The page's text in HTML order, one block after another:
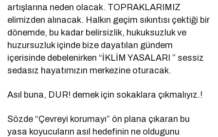
artışlarına neden olacak. TOPRAKLARIMIZ
elimizden alınacak. Halkın geçim sıkıntısı çektiği bir
dönemde, bu kadar belirsizlik, hukuksuzluk ve
huzursuzluk içinde bize dayatılan gündem
içerisinde debelenirken “İKLİM YASALARI ” sessiz
sedasız hayatımızın merkezine oturacak.
Asıl buna, DUR! demek için sokaklara çıkmalıyız.!
Sözde “Çevreyi korumayı” ön plana çıkaran bu
yasa koyucuların asıl hedefinin ne oldugunu